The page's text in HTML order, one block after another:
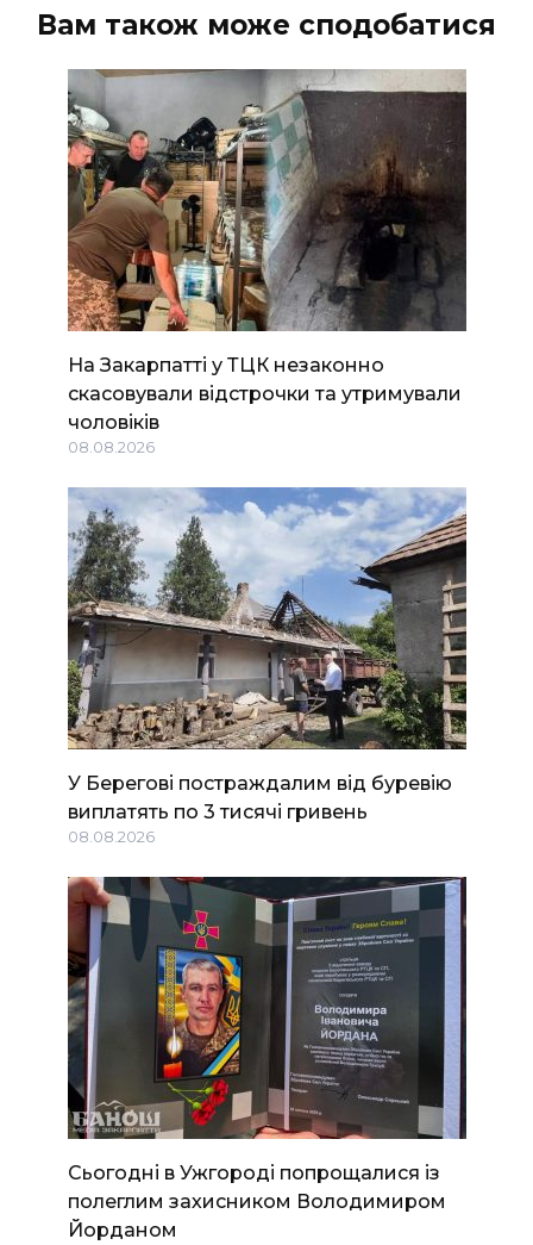
Вам також може сподобатися
На Закарпатті у ТЦК незаконно
скасовували відстрочки та утримували
чоловіків
08.08.2026
У Берегові постраждалим від буревію
виплатять по 3 тисячі гривень
08.08.2026
Сьогодні в Ужгороді попрощалися із
полеглим захисником Володимиром
Йорданом